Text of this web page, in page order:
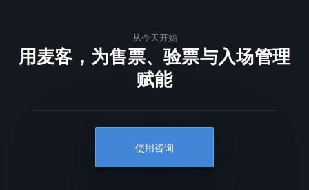
从今天开始
用麦客，为售票、验票与入场管理
赋能
使用咨询